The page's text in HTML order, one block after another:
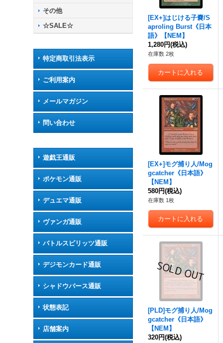
その他
☆SALE☆
特定商取引法表示
ご利用案内
メールマガジン
問い合わせ
遊戯王通販
ポケモン通販
デュエマ通販
ヴァンガ通販
バトルスピリッツ通販
デジモンカード通販
シャドウバース通販
状態表記
店舗案内
[EX+]はじける子嚢/S
aproling Burst《日本
語》【NEM】
1,280円(税込)
在庫数 2枚
[EX+]モグ捕り人/Mog
gcatcher《日本語》
【NEM】
580円(税込)
在庫数 1枚
[PLD]モグ捕り人/Mog
gcatcher《日本語》
【NEM】
320円(税込)